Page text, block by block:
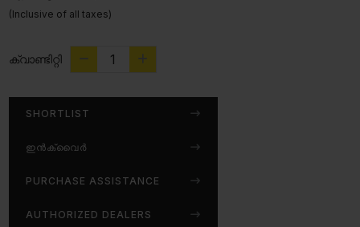
(Inclusive of all taxes)
ക്വാണ്ടിറ്റി
SHORTLIST
ഇൻക്വൈർ
PURCHASE ASSISTANCE
AUTHORIZED DEALERS